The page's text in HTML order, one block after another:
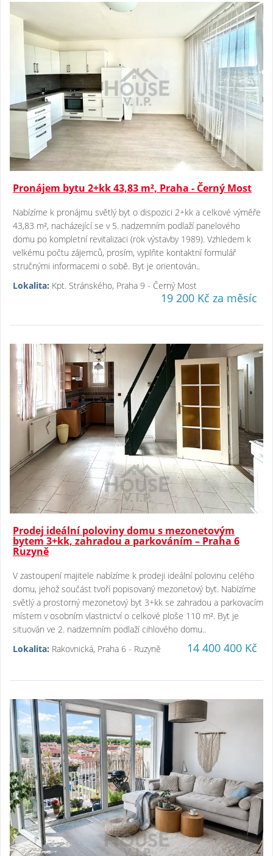
Pronájem bytu 2+kk 43,83 m², Praha - Černý Most
Nabízíme k pronájmu světlý byt o dispozici 2+kk a celkové výměře
43,83 m², nacházející se v 5. nadzemním podlaží panelového
domu po kompletní revitalizaci (rok výstavby 1989). Vzhledem k
velkému počtu zájemců, prosím, vyplňte kontaktní formulář
stručnými informacemi o sobě. Byt je orientován..
Lokalita: Kpt. Stránského, Praha 9 - Černý Most
19 200 Kč za měsíc
Prodej ideální poloviny domu s mezonetovým
bytem 3+kk, zahradou a parkováním – Praha 6
Ruzyně
V zastoupení majitele nabízíme k prodeji ideální polovinu celého
domu, jehož součást tvoří popisovaný mezonetový byt. Nabízíme
světlý a prostorný mezonetový byt 3+kk se zahradou a parkovacím
místem v osobním vlastnictví o celkové ploše 110 m². Byt je
situován ve 2. nadzemním podlaží cihlového domu..
Lokalita: Rakovnická, Praha 6 - Ruzyně 14 400 400 Kč